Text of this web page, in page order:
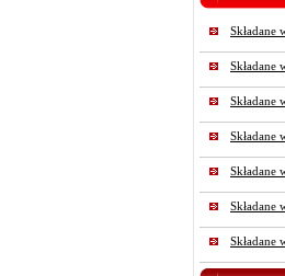
Składane
Składane
Składane
Składane
Składane
Składane
Składane